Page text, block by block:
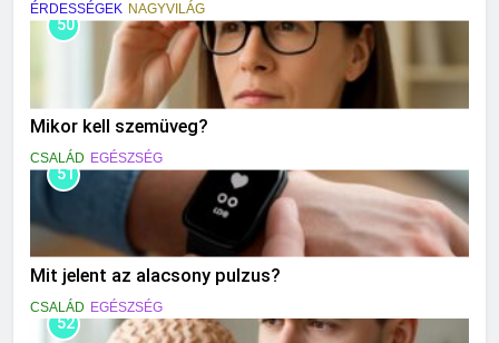
ÉRDESSÉGEK NAGYVILÁG
50
Mikor kell szemüveg?
CSALÁD EGÉSZSÉG
51
Mit jelent az alacsony pulzus?
CSALÁD EGÉSZSÉG
52